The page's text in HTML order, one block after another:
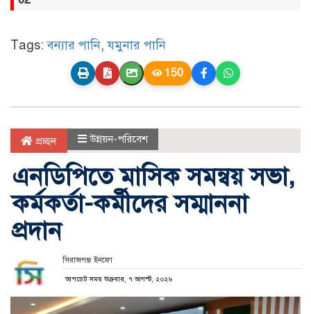
Tags:বন্যার পানি,যমুনার পানি
150
প্রচ্ছদ উন্নয়ন-পরিবেশ
এনডিপিতে মাসিক সমন্বয় সভা,
কর্মকর্তা-কর্মীদের সম্মাননা
প্রদান
সিরাজগঞ্জ ইনফো
আপডেট সময় শুক্রবার, ৭ আগস্ট, ২০২৬